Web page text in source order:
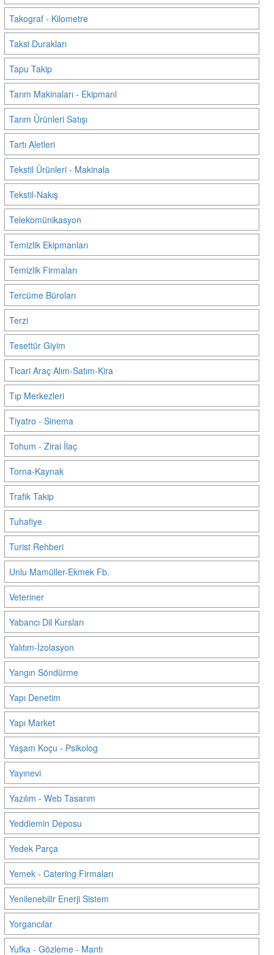
Takograf - Kilometre
Taksi Durakları
Tapu Takip
Tarım Makinaları - Ekipmanl
Tarım Ürünleri Satışı
Tartı Aletleri
Tekstil Ürünleri - Makinala
Tekstil-Nakış
Telekomünikasyon
Temizlik Ekipmanları
Temizlik Firmaları
Tercüme Büroları
Terzi
Tesettür Giyim
Ticari Araç Alım-Satım-Kira
Tıp Merkezleri
Tiyatro - Sinema
Tohum - Zirai İlaç
Torna-Kaynak
Trafik Takip
Tuhafiye
Turist Rehberi
Unlu Mamüller-Ekmek Fb.
Veteriner
Yabancı Dil Kursları
Yalıtım-İzolasyon
Yangın Söndürme
Yapı Denetim
Yapı Market
Yaşam Koçu - Psikolog
Yayınevi
Yazılım - Web Tasarım
Yeddiemin Deposu
Yedek Parça
Yemek - Catering Firmaları
Yenilenebilir Enerji Sistem
Yorgancılar
Yufka - Gözleme - Mantı